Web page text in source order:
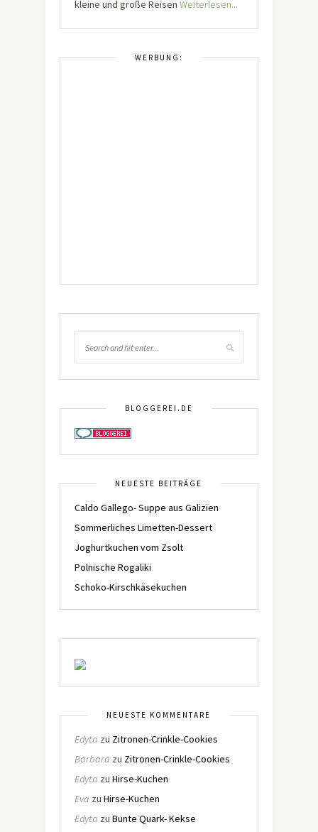
kleine und große Reisen Weiterlesen...
WERBUNG:
BLOGGEREI.DE
NEUESTE BEITRÄGE
Caldo Gallego- Suppe aus Galizien
Sommerliches Limetten-Dessert
Joghurtkuchen vom Zsolt
Polnische Rogaliki
Schoko-Kirschkäsekuchen
NEUESTE KOMMENTARE
Edyta zu Zitronen-Crinkle-Cookies
Barbara zu Zitronen-Crinkle-Cookies
Edyta zu Hirse-Kuchen
Eva zu Hirse-Kuchen
Edyta zu Bunte Quark- Kekse